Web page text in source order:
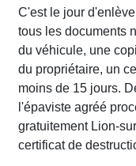
C'est le jour
tous les documents
du véhicule, une
du propriétaire, un
moins de 15 jours.
l'épaviste agréé
gratuitement Lion-
certificat de